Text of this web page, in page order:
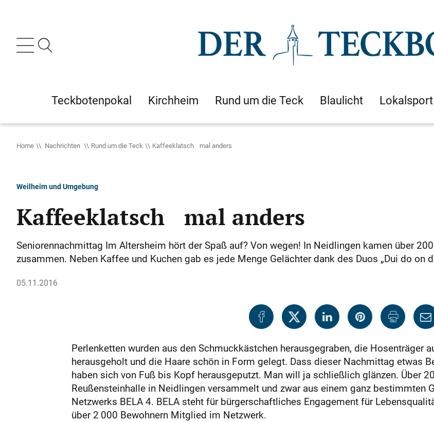
Teckbotenpokal Kirchheim Rund um die Teck Blaulicht Lokalsport
Home Nachrichten Rund um die Teck Kaffeeklatsch mal anders
Weilheim und Umgebung
Kaffeeklatsch mal anders
Seniorennachmittag Im Altersheim hört der Spaß auf? Von wegen! In Neidlingen kamen über
zusammen. Neben Kaffee und Kuchen gab es jede Menge Gelächter dank des Duos „Dui do on
05.11.2016
Perlenketten wurden aus den Schmuckkästchen herausgegraben, die Hosenträger
herausgeholt und die Haare schön in Form gelegt. Dass dieser Nachmittag etwas
haben sich von Fuß bis Kopf herausgeputzt. Man will ja schließlich glänzen. Über
Reußensteinhalle in Neidlingen versammelt und zwar aus einem ganz bestimmten
Netzwerks BELA 4. BELA steht für bürgerschaftliches Engagement für
über 2 000 Bewohnern Mitglied im Netzwerk.